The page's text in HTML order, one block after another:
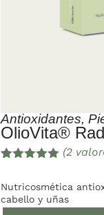
Antioxidantes,
OlioVita®
5 en base
a
(2
Nutricosmética
cabello y uñas